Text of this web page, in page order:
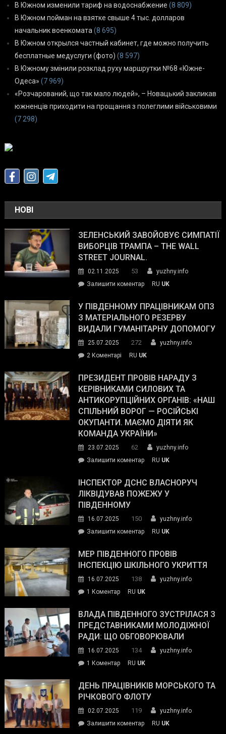
В Южном изменили тариф на водоснабжение (8 809)
В Южном пойман на взятке свыше 4 тыс. долларов
начальник военкомата (8 695)
В Южном открылся частный кабинет, где можно получить
бесплатные медуслуги (фото) (8 597)
В Южному змінили розклад руху маршрутки №68 «Южне-
Одеса» (7 969)
«Розчарований, що так мало людей», – Новацький закликав
южненців приходити на прощання з полеглими військовими
(7 298)
НОВІ
ЗЕЛЕНСЬКИЙ ЗАВОЙОВУЄ СИМПАТІЇ
ВИБОРЦІВ ТРАМПА – THE WALL
STREET JOURNAL.
02.11.2025 53
yuzhny.info
Залишити коментарon
завойовує
симпатії
виборців
The
Street
Journal.
RU UK
У ПІВДЕННОМУ ПРАЦІВНИКАМ ОПЗ
З МАТЕРІАЛЬНОГО РЕЗЕРВУ
ВИДАЛИ ГУМАНІТАРНУ ДОПОМОГУ
25.07.2025 272
yuzhny.info
2 Коментарі
Південному
працівникам
ОПЗ
з
матеріального
резерву
гуманітарну
допомогу
RU UK
ПРЕЗИДЕНТ ПРОВІВ НАРАДУ З
КЕРІВНИКАМИ СИЛОВИХ ТА
АНТИКОРУПЦІЙНИХ ОРГАНІВ: «НАШ
СПІЛЬНИЙ ВОРОГ — РОСІЙСЬКІ
ОКУПАНТИ. МАЄМО ДІЯТИ ЯК
КОМАНДА УКРАЇНИ»
23.07.2025 62
yuzhny.info
Залишити коментарon
провів
нараду
силових
та
органів:
«Наш
спільний
окупанти.
Маємо
діяти
команда
RU UK
ІНСПЕКТОР ДСНС ВЛАСНОРУЧ
ЛІКВІДУВАВ ПОЖЕЖУ У
ПІВДЕННОМУ
16.07.2025 150
yuzhny.info
Залишити коментарon
ДСНС
власноруч
пожежу
у
RU UK
МЕР ПІВДЕННОГО ПРОВІВ
ІНСПЕКЦІЮ ШКІЛЬНОГО УКРИТТЯ
16.07.2025 138
yuzhny.info
1 Коментардо
Південного
провів
інспекцію
укриття
RU UK
ВЛАДА ПІВДЕННОГО ЗУСТРІЛАСЯ З
ПРЕДСТАВНИКАМИ МОЛОДІЖНОЇ
РАДИ: ЩО ОБГОВОРЮВАЛИ
16.07.2025 134
yuzhny.info
1 Коментардо
Південного
зустрілася
представниками
молодіжної
RU UK
ДЕНЬ ПРАЦІВНИКІВ МОРСЬКОГО ТА
РІЧКОВОГО ФЛОТУ
02.07.2025 119
yuzhny.info
Залишити коментарon
RU UK